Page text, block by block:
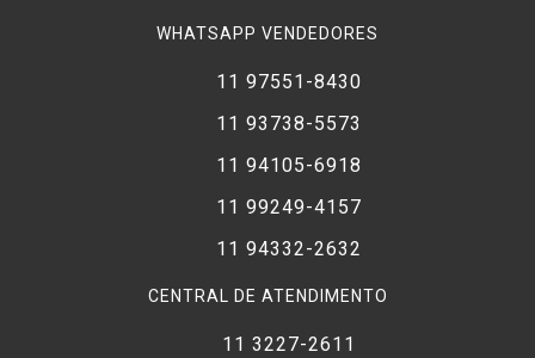
WHATSAPP VENDEDORES
11 97551-8430
11 93738-5573
11 94105-6918
11 99249-4157
11 94332-2632
CENTRAL DE ATENDIMENTO
11 3227-2611